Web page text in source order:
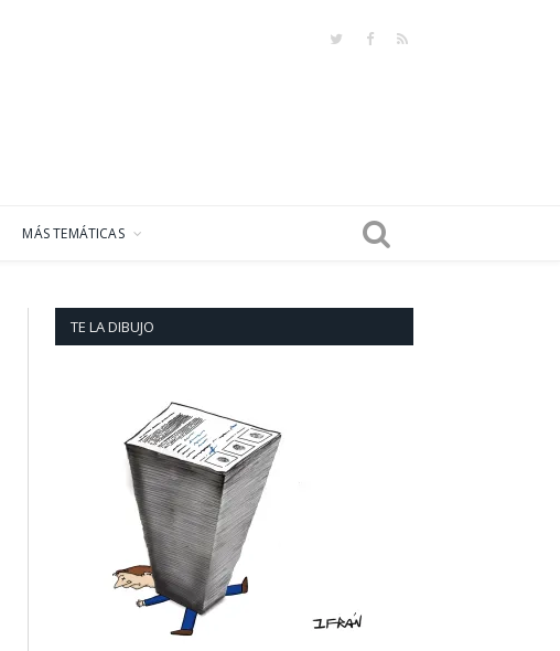
TwitterFacebook
RSS
MÁS TEMÁTICAS
TE LA DIBUJO